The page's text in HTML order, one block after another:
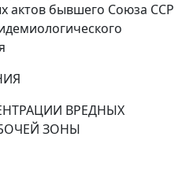
актов бывшего Союза ССР
ВРЕДНЫХ
ЗОНЫ